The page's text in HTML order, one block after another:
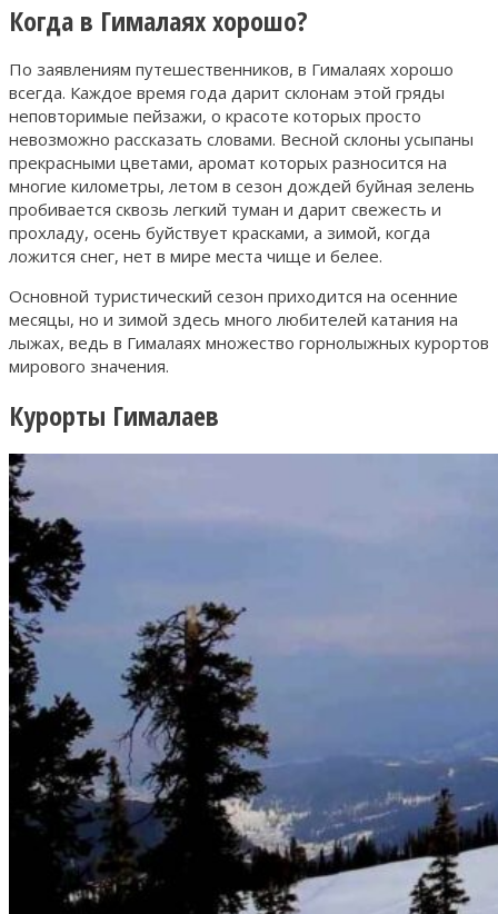
Когда в Гималаях хорошо?
По заявлениям путешественников, в Гималаях хорошо
всегда. Каждое время года дарит склонам этой гряды
неповторимые пейзажи, о красоте которых просто
невозможно рассказать словами. Весной склоны усыпаны
прекрасными цветами, аромат которых разносится на
многие километры, летом в сезон дождей буйная зелень
пробивается сквозь легкий туман и дарит свежесть и
прохладу, осень буйствует красками, а зимой, когда
ложится снег, нет в мире места чище и белее.
Основной туристический сезон приходится на осенние
месяцы, но и зимой здесь много любителей катания на
лыжах, ведь в Гималаях множество горнолыжных курортов
мирового значения.
Курорты Гималаев